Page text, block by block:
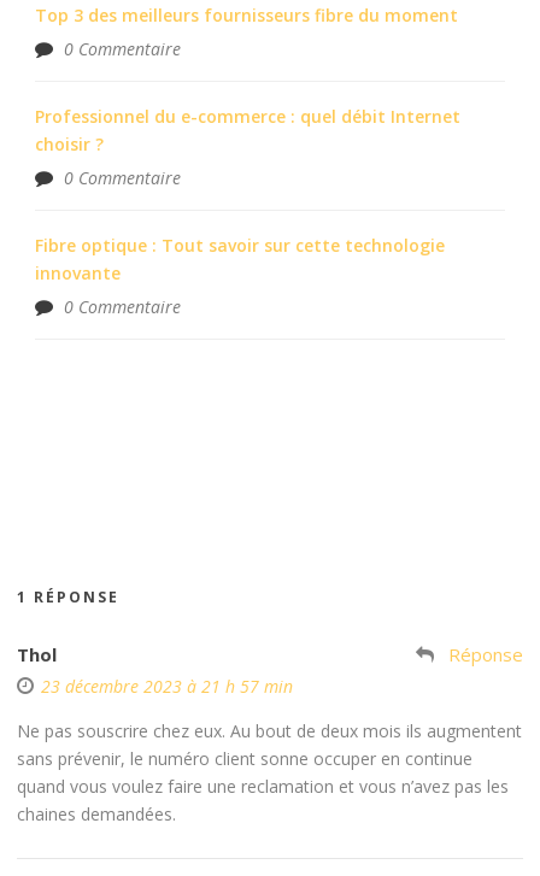
Top 3 des meilleurs fournisseurs fibre du moment
0 Commentaire
Professionnel du e-commerce : quel débit Internet
choisir ?
0 Commentaire
Fibre optique : Tout savoir sur cette technologie
innovante
0 Commentaire
1 RÉPONSE
Thol
23 décembre 2023 à 21 h 57 min
Réponse
Ne pas souscrire chez eux. Au bout de deux mois ils augmentent
sans prévenir, le numéro client sonne occuper en continue
quand vous voulez faire une reclamation et vous n’avez pas les
chaines demandées.